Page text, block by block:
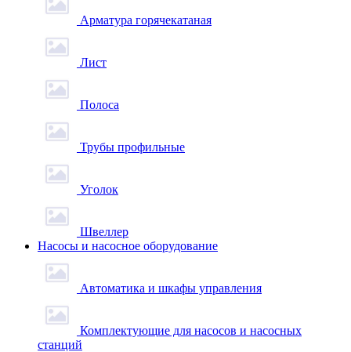
Арматура горячекатаная
Лист
Полоса
Трубы профильные
Уголок
Швеллер
Насосы и насосное оборудование
Автоматика и шкафы управления
Комплектующие для насосов и насосных
станций